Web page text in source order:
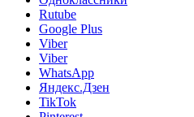
Rutube
Google Plus
Viber
Viber
WhatsApp
Яндекс.Дзен
TikTok